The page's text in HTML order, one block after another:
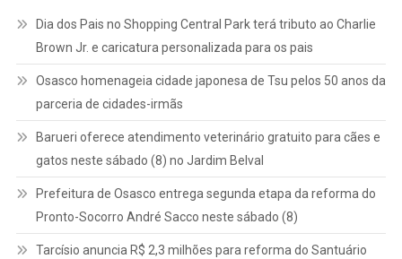
Em
Barueri
Dia dos Pais no Shopping Central Park terá tributo ao Charlie
Brown Jr. e caricatura personalizada para os pais
Osasco homenageia cidade japonesa de Tsu pelos 50 anos da
parceria de cidades-irmãs
Barueri oferece atendimento veterinário gratuito para cães e
gatos neste sábado (8) no Jardim Belval
Prefeitura de Osasco entrega segunda etapa da reforma do
Pronto-Socorro André Sacco neste sábado (8)
Tarcísio anuncia R$ 2,3 milhões para reforma do Santuário